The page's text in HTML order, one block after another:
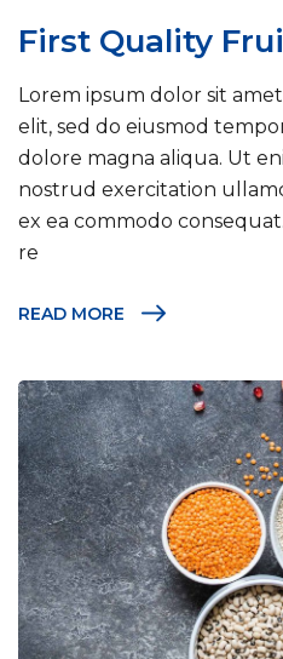
First Quality
Lorem ipsum dolor sit
elit, sed do eiusmod
dolore magna aliqua. Ut
nostrud exercitation
ex ea commodo
re
READ MORE